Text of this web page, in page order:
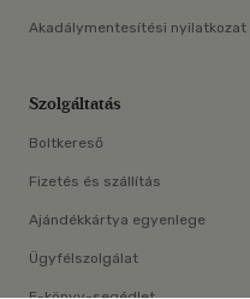
Akadálymentesítési nyilatkozat
Szolgáltatás
Boltkereső
Fizetés és szállítás
Ajándékkártya egyenlege
Ügyfélszolgálat